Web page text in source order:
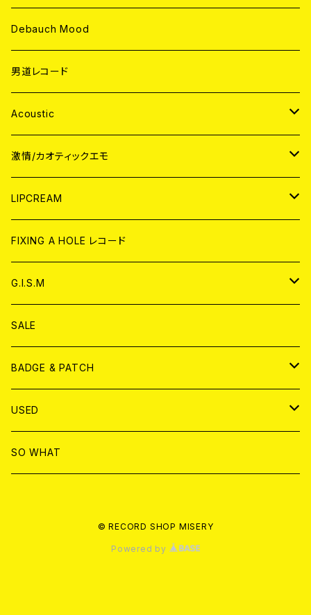
Debauch Mood
男道レコード
Acoustic
JAPAN
CD
ANALOG
WORLD
CD
ANALOG
激情/カオティックエモ
JAPAN
CD
ANALOG
WORLD
CD
ANALOG
LIPCREAM
CD
アナログ
DVD
T-shirt & WEAR
FIXING A HOLE レコード
G.I.S.M
CD
ANALOG
T-SHIRT & WEAR
DVD
SALE
BADGE & PATCH
BADGE
PATCH
USED
書籍
SO WHAT
© RECORD SHOP MISERY
Powered by